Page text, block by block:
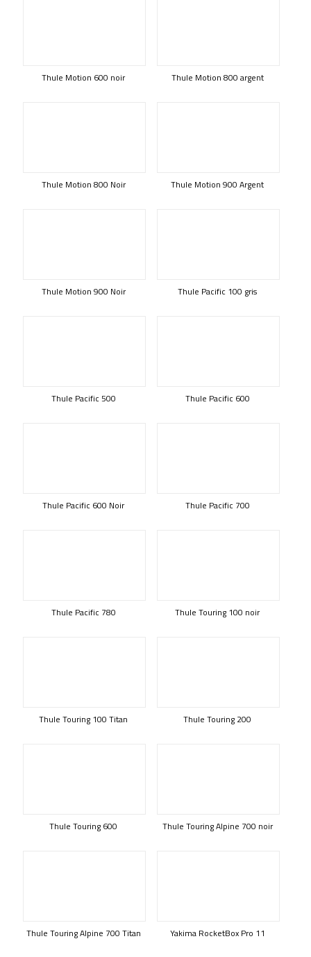
Thule Motion 600 noir Thule Motion 800 argent
Thule Motion 800 Noir Thule Motion 900 Argent
Thule Motion 900 Noir Thule Pacific 100 gris
Thule Pacific 500 Thule Pacific 600
Thule Pacific 600 Noir Thule Pacific 700
Thule Pacific 780 Thule Touring 100 noir
Thule Touring 100 Titan Thule Touring 200
Thule Touring 600 Thule Touring Alpine 700 noir
Thule Touring Alpine 700 Titan Yakima RocketBox Pro 11